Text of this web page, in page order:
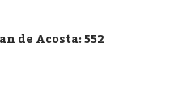
de Acosta: 552